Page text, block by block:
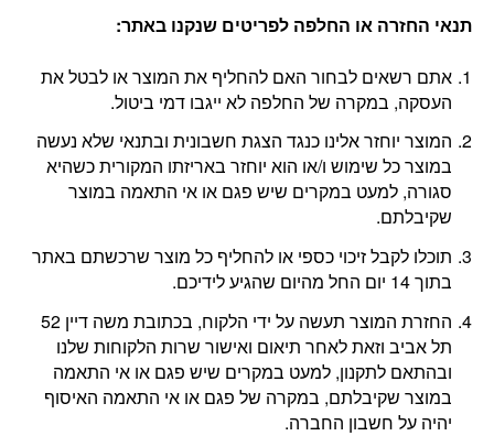
תנאי החזרה או החלפה לפריטים שנקנו באתר:
אתם רשאים לבחור האם להחליף את המוצר או לבטל את
העסקה, במקרה של החלפה לא ייגבו דמי ביטול.
המוצר יוחזר אלינו כנגד הצגת חשבונית ובתנאי שלא נעשה
במוצר כל שימוש ו/או הוא יוחזר באריזתו המקורית כשהיא
סגורה, למעט במקרים שיש פגם או אי התאמה במוצר
שקיבלתם.
תוכלו לקבל זיכוי כספי או להחליף כל מוצר שרכשתם באתר
בתוך 14 יום החל מהיום שהגיע לידיכם.
החזרת המוצר תעשה על ידי הלקוח, בכתובת משה דיין 52
תל אביב וזאת לאחר תיאום ואישור שרות הלקוחות שלנו
ובהתאם לתקנון, למעט במקרים שיש פגם או אי התאמה
במוצר שקיבלתם, במקרה של פגם או אי התאמה האיסוף
יהיה על חשבון החברה.